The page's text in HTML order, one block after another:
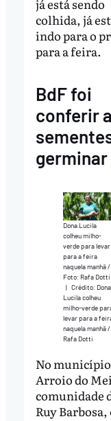
já está sendo
colhida, já
indo para o
para a feira.
BdF foi
conferir
germinar
Dona Lucila
colheu milho-
verde para levar
para a feira
naquela manhã /
Foto: Rafa Dotti
| Crédito: Dona
Lucila colheu
milho-verde
levar para a
naquela manhã /
Rafa Dotti
No
Arroio do
comunidade
Ruy Barbosa,